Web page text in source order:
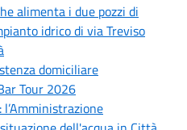
alimenta i due pozzi di
idrico di via Treviso
domiciliare
Tour 2026